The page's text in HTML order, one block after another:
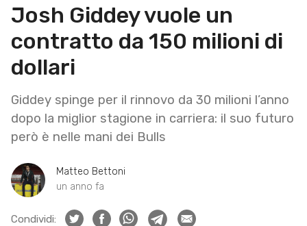
Josh Giddey vuole un
contratto da 150 milioni di
dollari
Giddey spinge per il rinnovo da 30 milioni l’anno
dopo la miglior stagione in carriera: il suo futuro
però è nelle mani dei Bulls
Matteo Bettoni
un anno fa
Condividi: